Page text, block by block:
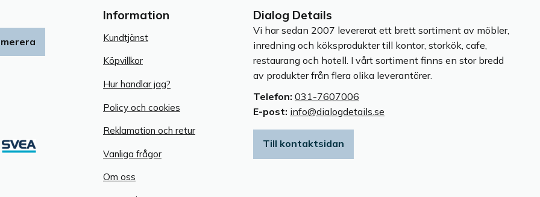
Information
Kundtjänst
Köpvillkor
Hur handlar jag?
Policy och cookies
Reklamation och retur
Vanliga frågor
Om oss
Dialog Details
Vi har sedan 2007 levererat ett brett sortiment av möbler,
inredning och köksprodukter till kontor, storkök, cafe,
restaurang och hotell. I vårt sortiment finns en stor bredd
av produkter från flera olika leverantörer.
Telefon: 031-7607006
E-post: info@dialogdetails.se
Till kontaktsidan